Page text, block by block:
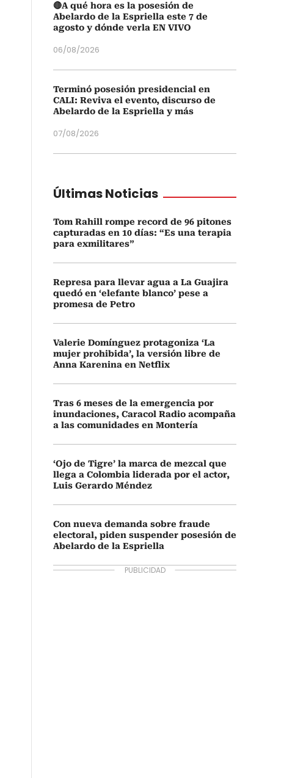
🔴A qué hora es la posesión de
Abelardo de la Espriella este 7 de
agosto y dónde verla EN VIVO
06/08/2026
Terminó posesión presidencial en
CALI: Reviva el evento, discurso de
Abelardo de la Espriella y más
07/08/2026
Últimas Noticias
Tom Rahill rompe record de 96 pitones
capturadas en 10 días: “Es una terapia
para exmilitares”
Represa para llevar agua a La Guajira
quedó en ‘elefante blanco’ pese a
promesa de Petro
Valerie Domínguez protagoniza ‘La
mujer prohibida’, la versión libre de
Anna Karenina en Netflix
Tras 6 meses de la emergencia por
inundaciones, Caracol Radio acompaña
a las comunidades en Montería
‘Ojo de Tigre’ la marca de mezcal que
llega a Colombia liderada por el actor,
Luis Gerardo Méndez
Con nueva demanda sobre fraude
electoral, piden suspender posesión de
Abelardo de la Espriella